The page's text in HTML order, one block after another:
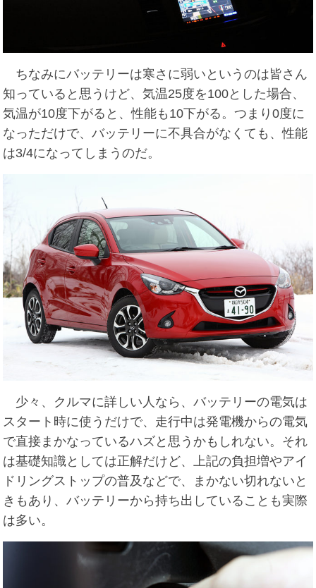
ちなみにバッテリーは寒さに弱いというのは皆さん
知っていると思うけど、気温25度を100とした場合、
気温が10度下がると、性能も10下がる。つまり0度に
なっただけで、バッテリーに不具合がなくても、性能
は3/4になってしまうのだ。
少々、クルマに詳しい人なら、バッテリーの電気は
スタート時に使うだけで、走行中は発電機からの電気
で直接まかなっているハズと思うかもしれない。それ
は基礎知識としては正解だけど、上記の負担増やアイ
ドリングストップの普及などで、まかない切れないと
きもあり、バッテリーから持ち出していることも実際
は多い。